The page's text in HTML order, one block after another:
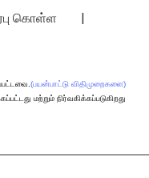
கொள்ள |
(பயன்பாட்டு விதிமுறைகளை)
மற்றும் நிர்வகிக்கப்படுகிறது